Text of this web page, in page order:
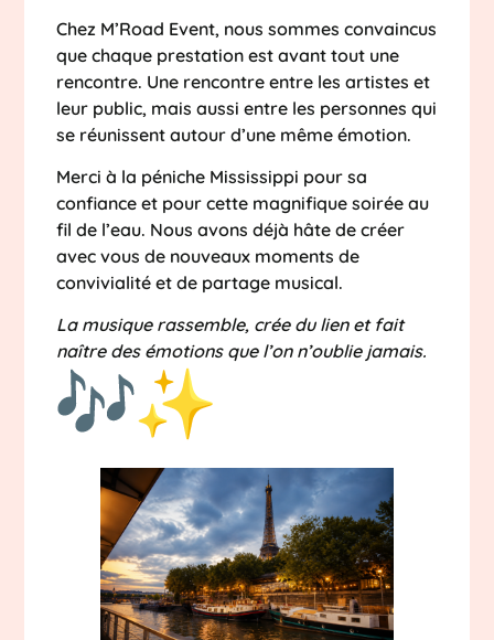
Chez M’Road Event, nous sommes convaincus
que chaque prestation est avant tout une
rencontre. Une rencontre entre les artistes et
leur public, mais aussi entre les personnes qui
se réunissent autour d’une même émotion.
Merci à la péniche Mississippi pour sa
confiance et pour cette magnifique soirée au
fil de l’eau. Nous avons déjà hâte de créer
avec vous de nouveaux moments de
convivialité et de partage musical.
La musique rassemble, crée du lien et fait
naître des émotions que l’on n’oublie jamais.